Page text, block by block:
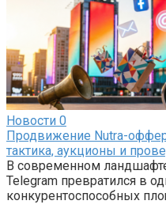
Новости 0
Продвижение Nutra-
тактика, аукционы и
В современном
Telegram превратился в
конкурентоспособных